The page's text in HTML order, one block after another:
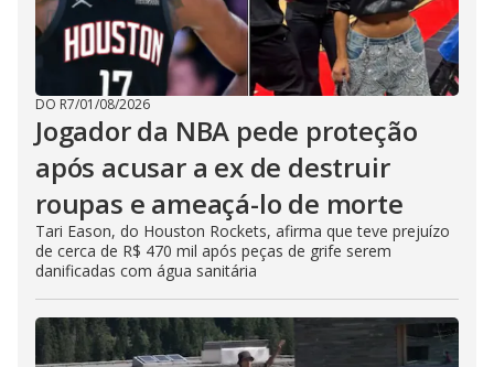
DO R7/01/08/2026
Jogador da NBA pede proteção
após acusar a ex de destruir
roupas e ameaçá-lo de morte
Tari Eason, do Houston Rockets, afirma que teve prejuízo
de cerca de R$ 470 mil após peças de grife serem
danificadas com água sanitária